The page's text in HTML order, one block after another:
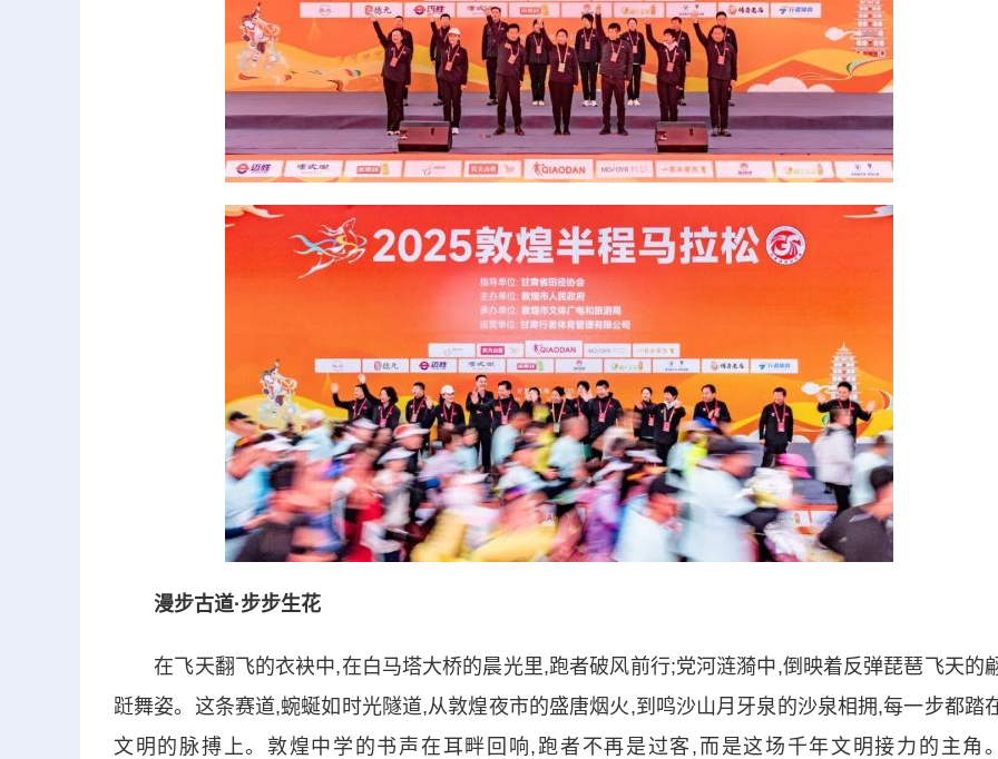
漫步古道·步步生花
在飞天翻飞的衣袂中,在白马塔大桥的晨光里,跑者破风前行;党河涟漪中,倒映着反弹琵琶飞天的
跹舞姿。这条赛道,蜿蜒如时光隧道,从敦煌夜市的盛唐烟火,到鸣沙山月牙泉的沙泉相拥,每一步都踏
文明的脉搏上。敦煌中学的书声在耳畔回响,跑者不再是过客,而是这场千年文明接力的主角。